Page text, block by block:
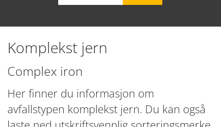
Komplekst jern
Complex iron
Her finner du informasjon om
avfallstypen komplekst jern. Du kan også